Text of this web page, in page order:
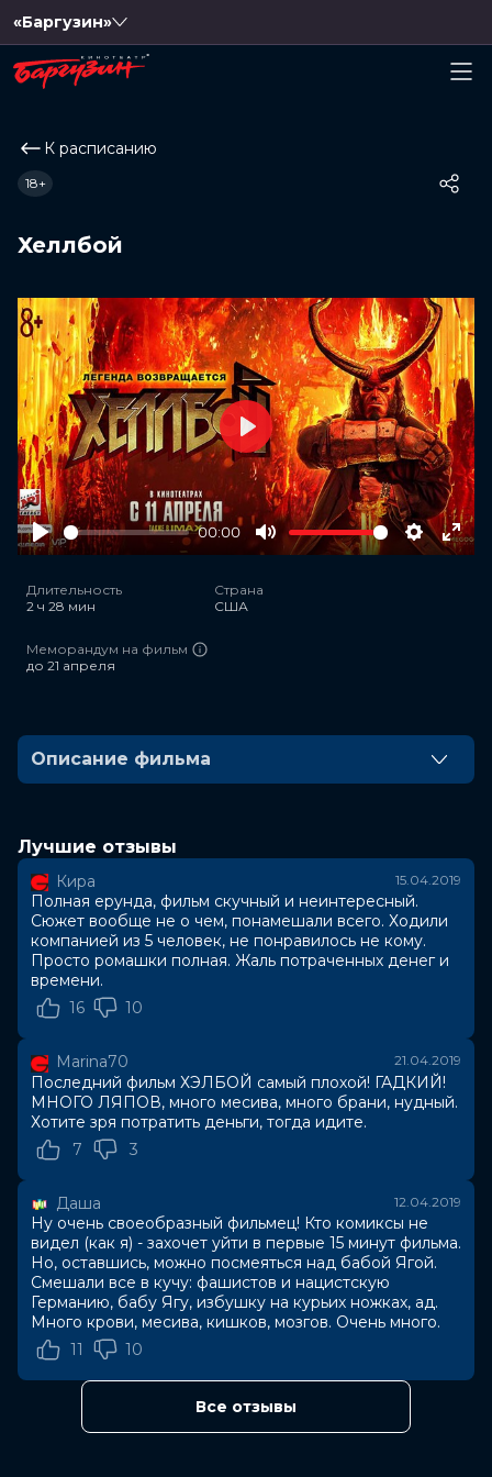
«Баргузин»
К расписанию
Хеллбой
18+
Play
00:00
Mute Settings
Play
Длительность
2 ч 28 мин
Страна
США
Меморандум на фильм
до 21 апреля
Описание фильма
отправиться в Англию, чтобы спасти мир от
апокалипсиса, который собирается устроить супруга
Мерлина - Кровавая королева Нимуэ (Милла
Йовович), мечтающая отомстить человечеству за
века, проведенные ей в заточении. Но как бы
отчаянно не желал Хеллбой одолеть средневековое
зло, его битва с Кровавой королевой и армадой
монстров сама по себе может привести к концу
света, которого наш герой и пытается избежать.
Режиссёр фильма - Нил Маршалл, известный по
работе над сериалом «Игра престолов» и хоррор-
триллером «Спуск». Сценарий написали Кристофер
Голден («Призраки альбиона: наследие»), создатель
Хеллбоя Майк Миньола и Эндрю Косби («Эврика»),
балансирующую на грани между фильмом ужасов и
кинокомиксом.
Оценка 6.2 / 10 (226 962 голоса)
5.3/ 10 (107 000 голосов)
Год
2019
Страна
США
Слоган
Режиссер
Нил Маршалл
Дэвид Харбор, Милла Йовович, Иэн
МакШейн, Дэниэл Дэ Ким, Пенелопа
Лучшие отзывы
Кира 15.04.2019
Полная ерунда, фильм скучный и неинтересный.
Сюжет вообще не о чем, понамешали всего. Ходили
компанией из 5 человек, не понравилось не кому.
Просто ромашки полная. Жаль потраченных денег и
времени.
16
10
Marina70 21.04.2019
Последний фильм ХЭЛБОЙ самый плохой! ГАДКИЙ!
МНОГО ЛЯПОВ, много месива, много брани, нудный.
Хотите зря потратить деньги, тогда идите.
7
3
Даша 12.04.2019
Ну очень своеобразный фильмец! Кто комиксы не
видел (как я) - захочет уйти в первые 15 минут фильма.
Но, оставшись, можно посмеяться над бабой Ягой.
Смешали все в кучу: фашистов и нацистскую
Германию, бабу Ягу, избушку на курьих ножках, ад.
Много крови, месива, кишков, мозгов. Очень много.
11
10
Все отзывы